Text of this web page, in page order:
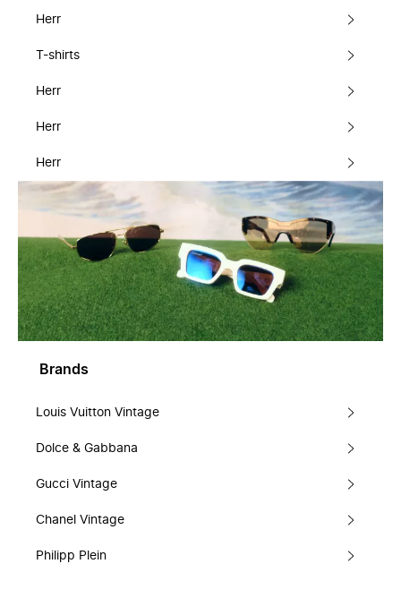
Herr
T-shirts
Herr
Herr
Herr
Brands
Louis Vuitton Vintage
Dolce & Gabbana
Gucci Vintage
Chanel Vintage
Philipp Plein